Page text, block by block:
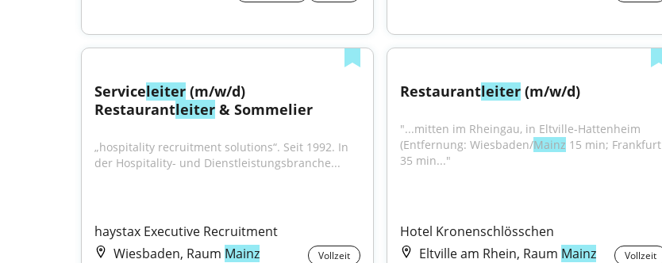
Serviceleiter (m/w/d)
Restaurantleiter & Sommelier
„hospitality recruitment solutions“. Seit 1992. In
der Hospitality- und Dienstleistungsbranche...
haystax Executive Recruitment
Wiesbaden, Raum Mainz Vollzeit
Restaurantleiter (m/w/d)
"...mitten im Rheingau, in Eltville-Hattenheim
(Entfernung: Wiesbaden/Mainz 15 min; Frankfurt
35 min..."
Hotel Kronenschlösschen
Eltville am Rhein, Raum Mainz Vollzeit